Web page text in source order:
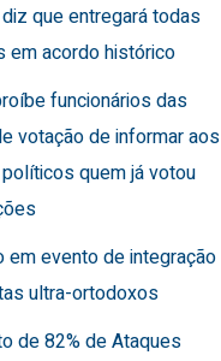
que entregará todas
em acordo histórico
funcionários das
votação de informar aos
quem já votou
em evento de integração
ultra-ortodoxos
de 82% de Ataques